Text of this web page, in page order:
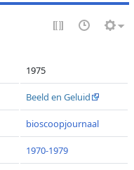
1975
Beeld en Geluid
bioscoopjournaal
1970-1979